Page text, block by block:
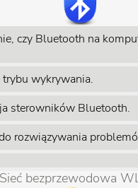
czy Bluetooth na
trybu wykrywania.
sterowników Bluetooth.
rozwiązywania
Sieć bezprzewodowa